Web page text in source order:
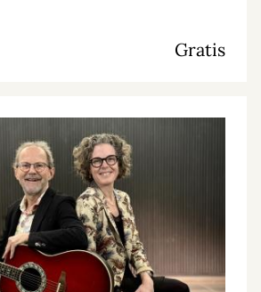
Gratis